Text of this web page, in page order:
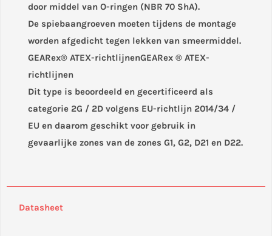
door middel van O-ringen (NBR 70 ShA).
De spiebaangroeven moeten tijdens de montage
worden afgedicht tegen lekken van smeermiddel.
GEARex® ATEX-richtlijnenGEARex ® ATEX-
richtlijnen
Dit type is beoordeeld en gecertificeerd als
categorie 2G / 2D volgens EU-richtlijn 2014/34 /
EU en daarom geschikt voor gebruik in
gevaarlijke zones van de zones G1, G2, D21 en D22.
Datasheet